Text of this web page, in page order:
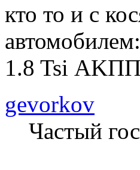
кто то и с
1.8 Tsi
gevorkov
Частый